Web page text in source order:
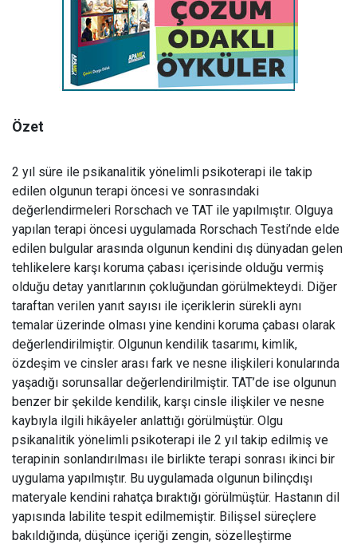
Özet
2 yıl süre ile psikanalitik yönelimli psikoterapi ile takip
edilen olgunun terapi öncesi ve sonrasındaki
değerlendirmeleri Rorschach ve TAT ile yapılmıştır. Olguya
yapılan terapi öncesi uygulamada Rorschach Testi’nde elde
edilen bulgular arasında olgunun kendini dış dünyadan gelen
tehlikelere karşı koruma çabası içerisinde olduğu vermiş
olduğu detay yanıtlarının çokluğundan görülmekteydi. Diğer
taraftan verilen yanıt sayısı ile içeriklerin sürekli aynı
temalar üzerinde olması yine kendini koruma çabası olarak
değerlendirilmiştir. Olgunun kendilik tasarımı, kimlik,
özdeşim ve cinsler arası fark ve nesne ilişkileri konularında
yaşadığı sorunsallar değerlendirilmiştir. TAT’de ise olgunun
benzer bir şekilde kendilik, karşı cinsle ilişkiler ve nesne
kaybıyla ilgili hikâyeler anlattığı görülmüştür. Olgu
psikanalitik yönelimli psikoterapi ile 2 yıl takip edilmiş ve
terapinin sonlandırılması ile birlikte terapi sonrası ikinci bir
uygulama yapılmıştır. Bu uygulamada olgunun bilinçdışı
materyale kendini rahatça bıraktığı görülmüştür. Hastanın dil
yapısında labilite tespit edilmemiştir. Bilişsel süreçlere
bakıldığında, düşünce içeriği zengin, sözelleştirme